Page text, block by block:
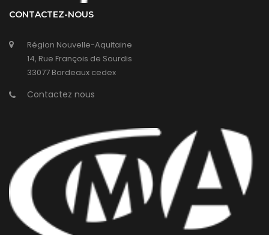
CONTACTEZ-NOUS
Région Nouvelle-Aquitaine
14, Rue François de Sourdis
33077 Bordeaux cedex
Contactez nous